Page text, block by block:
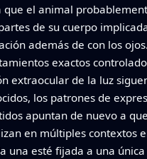
que el animal
de su cuerpo
además de con los
exactos
extraocular de la luz
los patrones de
apuntan de nuevo a
en múltiples contextos
una esté fijada a una